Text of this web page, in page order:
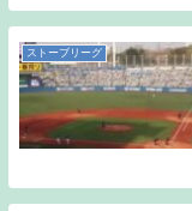
ストーブリーグ